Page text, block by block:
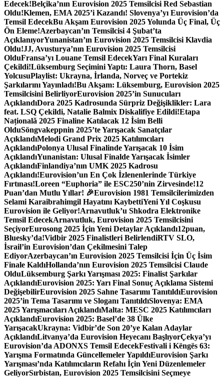
Edecek!Belçika’nın Eurovision 2025 Temsilcisi Red Sebastian
Oldu!Klemen, EMA 2025’i Kazandı! Slovenya’yı Eurovision’da
Temsil EdecekBu Akşam Eurovision 2025 Yolunda Üç Final, Üç
Ön Eleme!Azerbaycan’ın Temsilcisi 4 Şubat’ta
AçıklanıyorYunanistan’ın Eurovision 2025 Temsilcisi Klavdia
Oldu!JJ, Avusturya’nın Eurovision 2025 Temsilcisi
OlduFransa’yı Louane Temsil EdecekYarı Final Kuraları
Çekildi!Lüksemburg Seçimini Yaptı: Laura Thorn, Basel
YolcusuPlaylist: Ukrayna, İrlanda, Norveç ve Portekiz
Şarkılarını Yayınladı!Bu Akşam: Lüksemburg, Eurovision 2025
Temsilcisini BelirliyorEurovision 2025’in Sunucuları
AçıklandıDora 2025 Kadrosunda Sürpriz Değişiklikler: Lara
feat. LSQ Çekildi, Natalie Balmix Diskalifiye Edildi!Etapa
Națională 2025 Finaline Katılacak 12 İsim Belli
OlduSöngvakeppnin 2025’te Yarışacak Sanatçılar
AçıklandıMelodi Grand Prix 2025 Katılımcıları
AçıklandıPolonya Ulusal Finalinde Yarışacak 10 İsim
AçıklandıYunanistan: Ulusal Finalde Yarışacak İsimler
AçıklandıFinlandiya’nın UMK 2025 Kadrosu
Açıklandı!Eurovision’un En Çok İzlenenlerinde Türkiye
Fırtınası!Loreen “Euphoria” ile ESC250’nin Zirvesinde!12
Puan’dan Mutlu Yıllar! 🎉Eurovision 1981 Temsilcilerimizden
Selami Karaibrahimgil Hayatını KaybettiYeni Yıl Coşkusu
Eurovision ile Geliyor!Arnavutluk’u Shkodra Elektronike
Temsil EdecekArnavutluk, Eurovision 2025 Temsilcisini
SeçiyorEurosong 2025 İçin Yeni Detaylar Açıklandı12puan,
Bluesky’da!Vidbir 2025 Finalistleri BelirlendiRTV SLO,
İsrail’in Eurovision’dan Çekilmesini Talep
EdiyorAzerbaycan’ın Eurovision 2025 Temsilcisi İçin Üç İsim
Finale KaldıHollanda’nın Eurovision 2025 Temsilcisi Claude
OlduLüksemburg Şarkı Yarışması 2025: Finalist Şarkılar
AçıklandıEurovision 2025: Yarı Final Sonuç Açıklama Sistemi
DeğişebilirEurovision 2025 Sahne Tasarımı TanıtıldıEurovision
2025’in Tema Tasarımı ve Sloganı TanıtıldıSlovenya: EMA
2025 Yarışmacıları AçıklandıMalta: MESC 2025 Katılımcıları
AçıklandıEurovision 2025: Basel’de 38 Ülke
YarışacakUkrayna: Vidbir’de Son 20’ye Kalan Adaylar
AçıklandıLitvanya’da Eurovision Heyecanı BaşlıyorÇekya’yı
Eurovision’da ADONXS Temsil EdecekFestivali i Këngës 63:
Yarışma Formatında Güncellemeler YapıldıEurovision Şarkı
Yarışması’nda Katılımcıların Refahı İçin Yeni Düzenlemeler
GeliyorSırbistan, Eurovision 2025 Temsilcisini Seçmeye